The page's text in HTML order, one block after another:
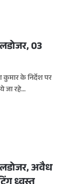
03
के निर्देश पर
जा रहे…
अवैध